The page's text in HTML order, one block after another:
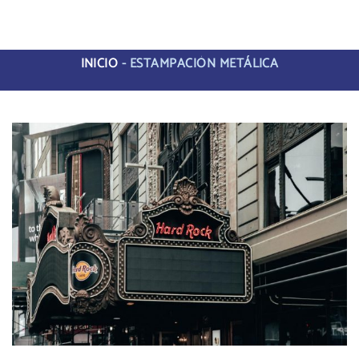
INICIO-ESTAMPACIÓN METÁLICA